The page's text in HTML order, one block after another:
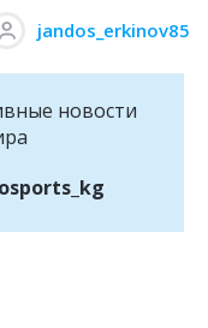
jandos_erkinov85
новости